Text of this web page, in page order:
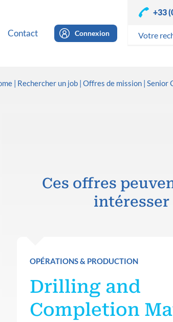
Contact Connexion
+33
Rechercher un job Offres de mission Senior
Ces offres
intéresser
OPÉRATIONS & PRODUCTION
Drilling and
Completion